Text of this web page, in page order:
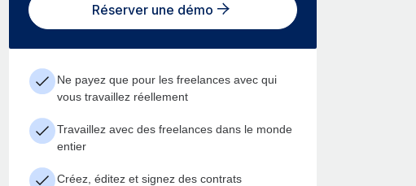
Réserver une démo
Ne payez que pour les freelances avec qui
vous travaillez réellement
Travaillez avec des freelances dans le monde
entier
Créez, éditez et signez des contrats